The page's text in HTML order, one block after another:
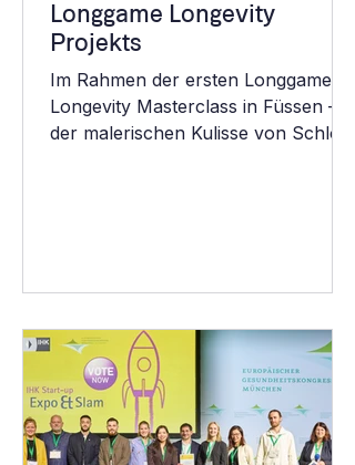
Longgame Longevity
Projekts
Im Rahmen der ersten Longgame
Longevity Masterclass in Füssen – in
der malerischen Kulisse von Schloss
unternehmerisches Denken
sehr, als integrierter Bestandteil
dieses zukunftsweisenden
Longevity-Projekts mitzuwirken. Mit
unserer modernen 24-Stunden-
Blutdruckmessung ohne